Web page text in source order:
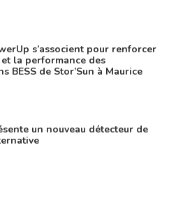
s’associent pour renforcer
la performance des
BESS de Stor’Sun à Maurice
un nouveau détecteur de